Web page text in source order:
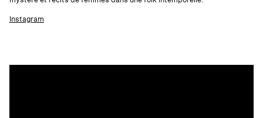
Instagram